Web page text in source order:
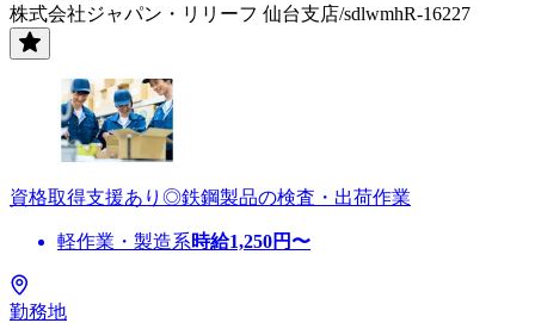
株式会社ジャパン・リリーフ 仙台支店/sdlwmhR-16227
資格取得支援あり◎鉄鋼製品の検査・出荷作業
軽作業・製造系時給1,250円〜
勤務地